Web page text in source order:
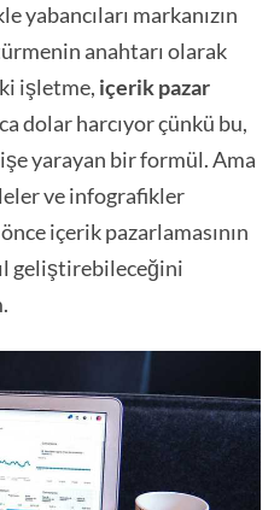
yabancıları markanızın
anahtarı olarak
işletme, içerik pazar
dolar harcıyor çünkü bu,
yarayan bir formül. Ama
ve infografikler
içerik pazarlamasının
geliştirebileceğini